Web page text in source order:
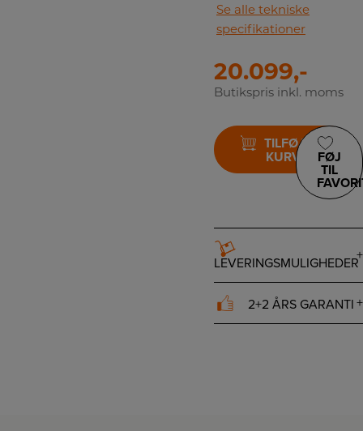
Se alle tekniske
specifikationer
20.099,-
Butikspris inkl. moms
TILFØJ TIL
KURV
FØJ
TIL
LEVERINGSMULIGHEDER
2+2 ÅRS GARANTI